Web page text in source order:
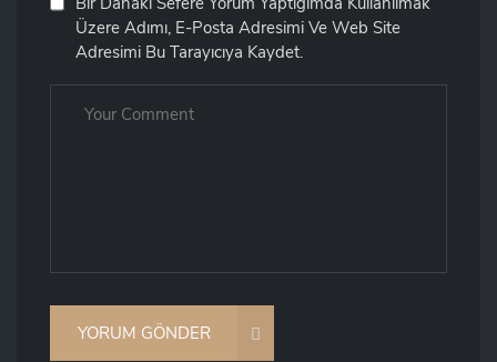
Üzere Adımı, E-Posta Adresimi Ve Web Site
Adresimi Bu Tarayıcıya Kaydet.